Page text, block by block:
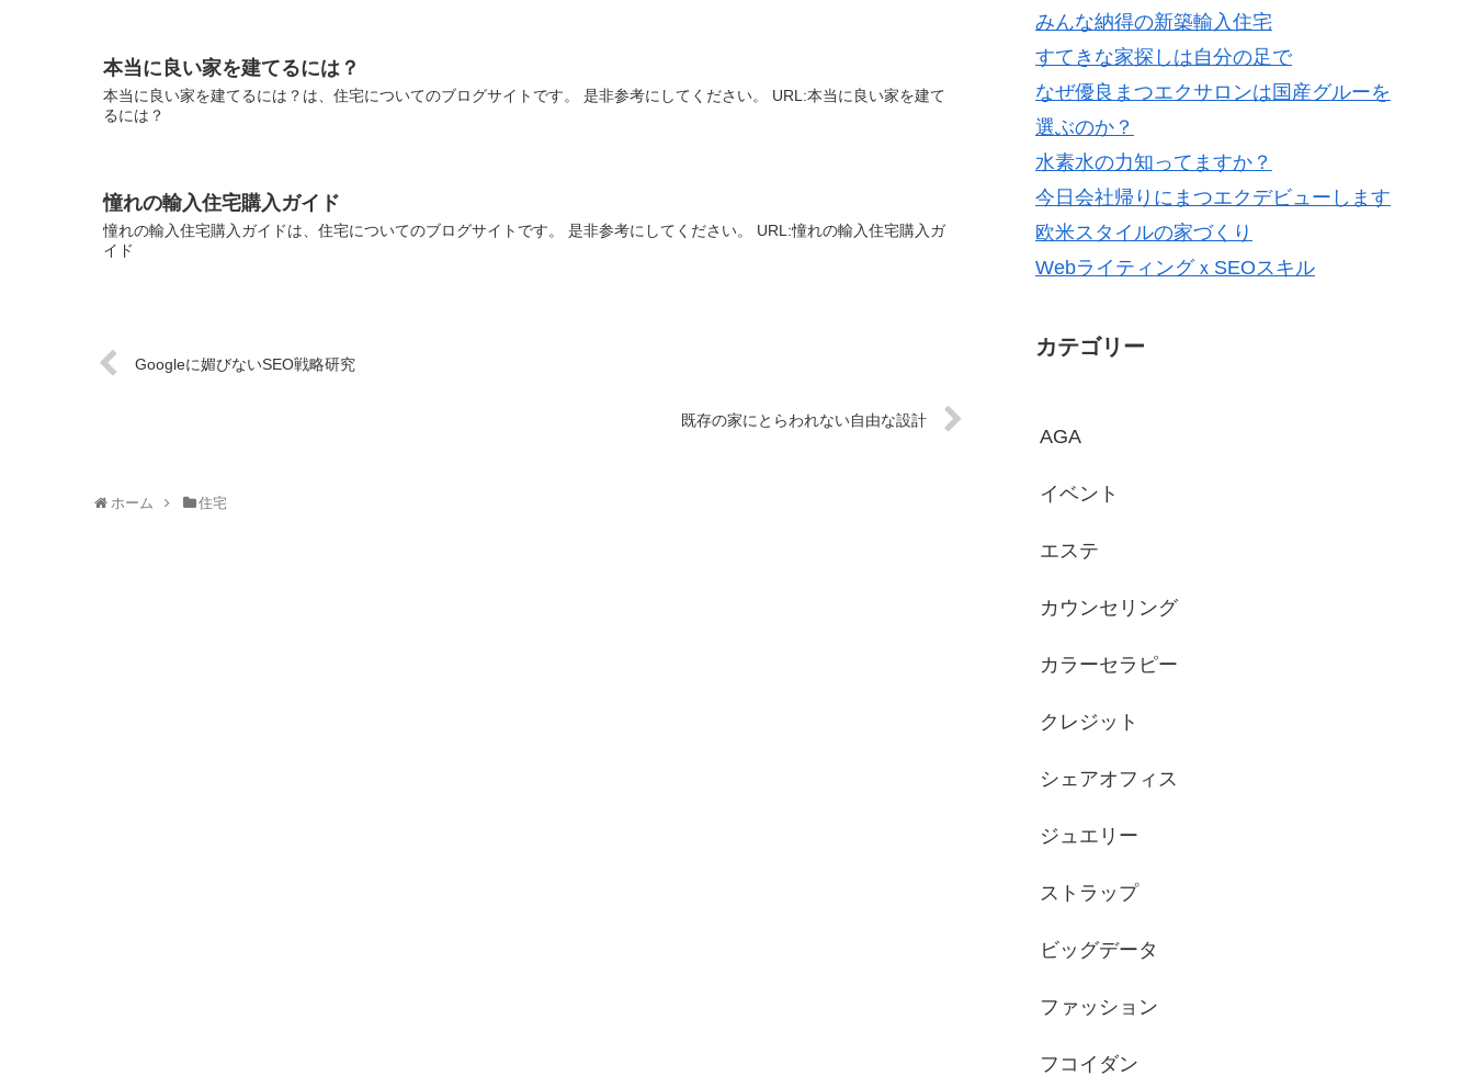
本当に良い家を建てるには？
本当に良い家を建てるには？は、住宅についてのブログサイトです。 是非参考にしてください。 URL:本当に良い家を建て
るには？
憧れの輸入住宅購入ガイド
憧れの輸入住宅購入ガイドは、住宅についてのブログサイトです。 是非参考にしてください。 URL:憧れの輸入住宅購入ガ
イド
Googleに媚びないSEO戦略研究
既存の家にとらわれない自由な設計
ホーム 住宅
みんな納得の新築輸入住宅
すてきな家探しは自分の足で
なぜ優良まつエクサロンは国産グルーを
選ぶのか？
水素水の力知ってますか？
今日会社帰りにまつエクデビューします
欧米スタイルの家づくり
WebライティングｘSEOスキル
カテゴリー
AGA
イベント
エステ
カウンセリング
カラーセラピー
クレジット
シェアオフィス
ジュエリー
ストラップ
ビッグデータ
ファッション
フコイダン